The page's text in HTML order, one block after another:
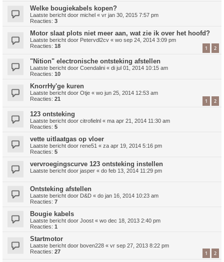
Welke bougiekabels kopen?
Laatste bericht door michel « vr jan 30, 2015 7:57 pm
Reacties: 3
Motor slaat plots niet meer aan, wat zie ik over het hoofd?
Laatste bericht door Petervdl2cv « wo sep 24, 2014 3:09 pm
Reacties: 18 1 2
"Nition" electronische ontsteking afstellen
Laatste bericht door Coendalini « di jul 01, 2014 10:15 am
Reacties: 10
KnorrHy'ge kuren
Laatste bericht door Otje « wo jun 25, 2014 12:53 am
Reacties: 21 1 2
123 ontsteking
Laatste bericht door citrofielnl « ma apr 21, 2014 11:30 am
Reacties: 5
vette uitlaatgas op vloer
Laatste bericht door rene51 « za apr 19, 2014 5:16 pm
Reacties: 5
vervroegingscurve 123 ontsteking instellen
Laatste bericht door jasper « do feb 13, 2014 11:29 pm
Ontsteking afstellen
Laatste bericht door D&D « do jan 16, 2014 10:23 am
Reacties: 7
Bougie kabels
Laatste bericht door Joost « wo dec 18, 2013 2:40 pm
Reacties: 1
Startmotor
Laatste bericht door boven228 « vr sep 27, 2013 8:22 pm
Reacties: 27 1 2